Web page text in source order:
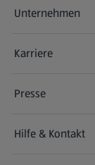
Unternehmen
Karriere
(öffnet in einem
Presse
Hilfe & Kontakt
(öffnet in einem